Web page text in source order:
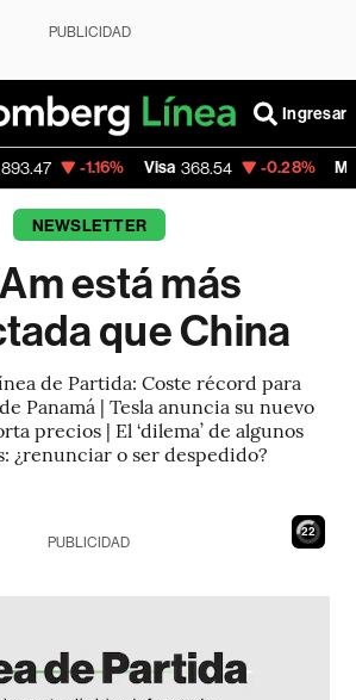
PUBLICIDAD
Ingresar
Visa 368.54 -0.28% MercadoLibre
NEWSLETTER
está más
que China
de Partida: Coste récord para
Panamá | Tesla anuncia su nuevo
precios | El ‘dilema’ de algunos
¿renunciar o ser despedido?
21
PUBLICIDAD